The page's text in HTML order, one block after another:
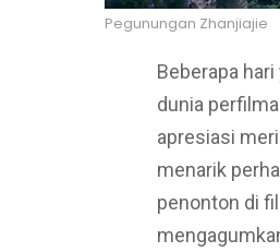
Pegunungan Zhanjiajie
Beberapa
dunia
apresiasi
menarik
penonton di